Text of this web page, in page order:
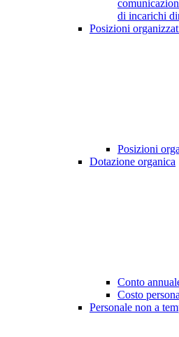
di incarichi
Posizioni
Posizioni
Dotazione organica
Conto
Costo
Personale non a